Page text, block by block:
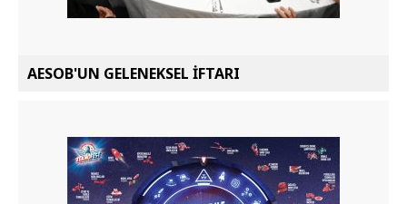
AESOB'UN GELENEKSEL İFTARI